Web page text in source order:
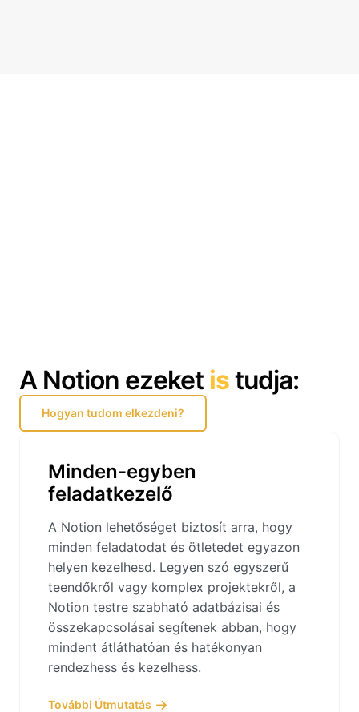
A Notion ezeket istudja:
Hogyan tudom elkezdeni?
Minden-egyben
feladatkezelő
A Notion lehetőséget biztosít arra, hogy
minden feladatodat és ötletedet egyazon
helyen kezelhesd. Legyen szó egyszerű
teendőkről vagy komplex projektekről, a
Notion testre szabható adatbázisai és
összekapcsolásai segítenek abban, hogy
mindent átláthatóan és hatékonyan
rendezhess és kezelhess.
További Útmutatás